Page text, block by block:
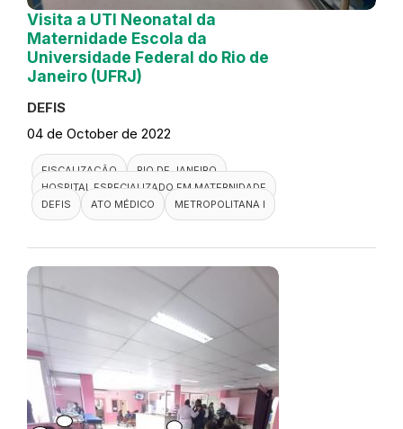
Visita a UTI Neonatal da
Maternidade Escola da
Universidade Federal do Rio de
Janeiro (UFRJ)
DEFIS
04 de October de 2022
FISCALIZAÇÃO
RIO DE JANEIRO
HOSPITAL ESPECIALIZADO EM MATERNIDADE
DEFIS
ATO MÉDICO METROPOLITANA I